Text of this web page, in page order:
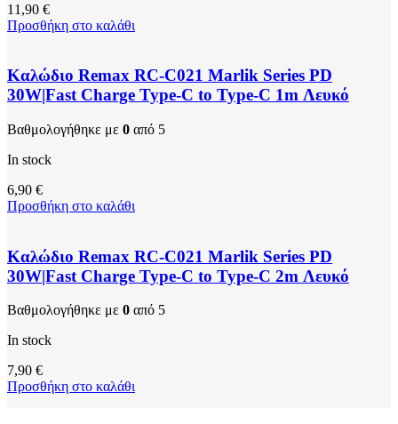
11,90 €
Προσθήκη στο καλάθι
Καλώδιο Remax RC-C021 Marlik Series PD
30W|Fast Charge Type-C to Type-C 1m Λευκό
Βαθμολογήθηκε με 0 από 5
In stock
6,90 €
Προσθήκη στο καλάθι
Καλώδιο Remax RC-C021 Marlik Series PD
30W|Fast Charge Type-C to Type-C 2m Λευκό
Βαθμολογήθηκε με 0 από 5
In stock
7,90 €
Προσθήκη στο καλάθι